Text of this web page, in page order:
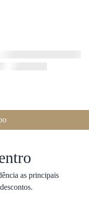
as principais